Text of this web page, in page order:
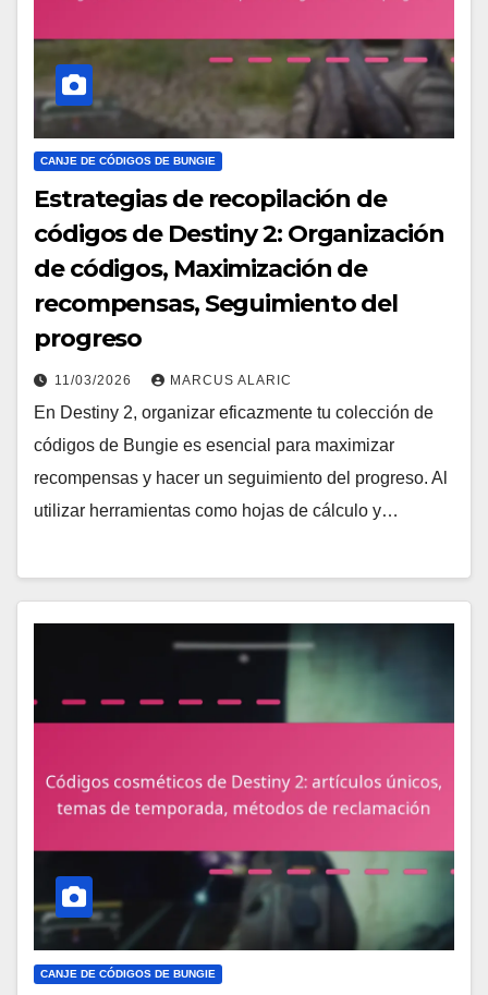
CANJE DE CÓDIGOS DE BUNGIE
Estrategias de recopilación de
códigos de Destiny 2: Organización
de códigos, Maximización de
recompensas, Seguimiento del
progreso
11/03/2026 MARCUS ALARIC
En Destiny 2, organizar eficazmente tu colección de
códigos de Bungie es esencial para maximizar
recompensas y hacer un seguimiento del progreso. Al
utilizar herramientas como hojas de cálculo y…
CANJE DE CÓDIGOS DE BUNGIE